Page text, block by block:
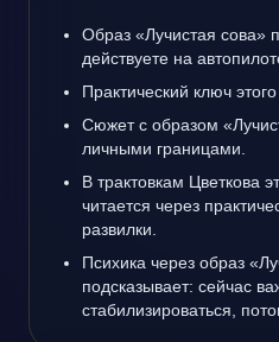
Образ «Лучистая сова»
действуете на
Практический ключ
Сюжет с образом
личными границами.
В трактовкам Цветкова
читается через
развилки.
Психика через образ
подсказывает: сейчас
стабилизироваться,